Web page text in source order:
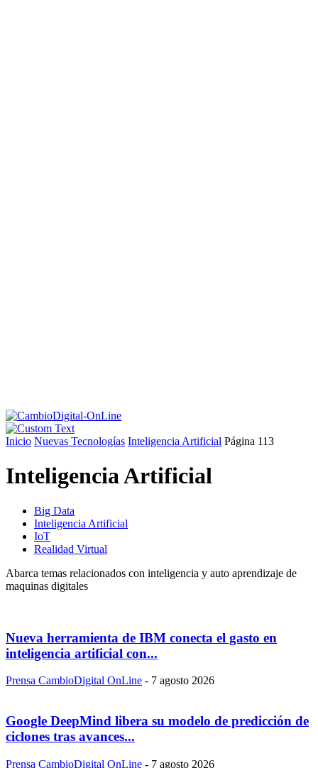
Inicio Nuevas Tecnologías Inteligencia Artificial Página 113
Inteligencia Artificial
Big Data
Inteligencia Artificial
IoT
Realidad Virtual
Abarca temas relacionados con inteligencia y auto aprendizaje de
maquinas digitales
Nueva herramienta de IBM conecta el gasto en
inteligencia artificial con...
Prensa CambioDigital OnLine - 7 agosto 2026
Google DeepMind libera su modelo de predicción de
ciclones tras avances...
Prensa CambioDigital OnLine - 7 agosto 2026